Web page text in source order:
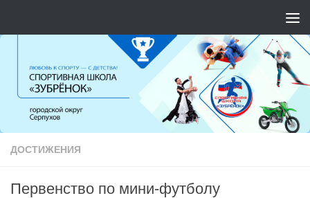
ДОСТИЖЕНИЯ
Первенство по мини-футболу